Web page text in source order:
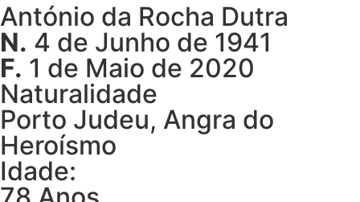
António da Rocha Dutra
N. 4 de Junho de 1941
F. 1 de Maio de 2020
Naturalidade
Porto Judeu, Angra do
Heroísmo
Idade: